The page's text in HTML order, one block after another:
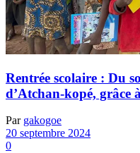
Rentrée scolaire : Du
d’Atchan-kopé, grâce
Par gakogoe
20 septembre 2024
0